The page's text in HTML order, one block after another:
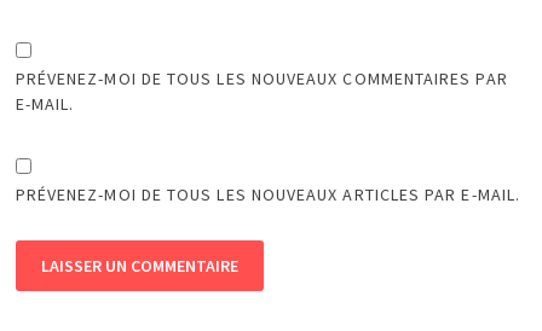
PRÉVENEZ-MOI DE TOUS LES NOUVEAUX COMMENTAIRES PAR
E-MAIL.
PRÉVENEZ-MOI DE TOUS LES NOUVEAUX ARTICLES PAR E-MAIL.